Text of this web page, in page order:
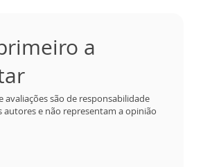
a
avaliações são de responsabilidade
autores e não representam a opinião